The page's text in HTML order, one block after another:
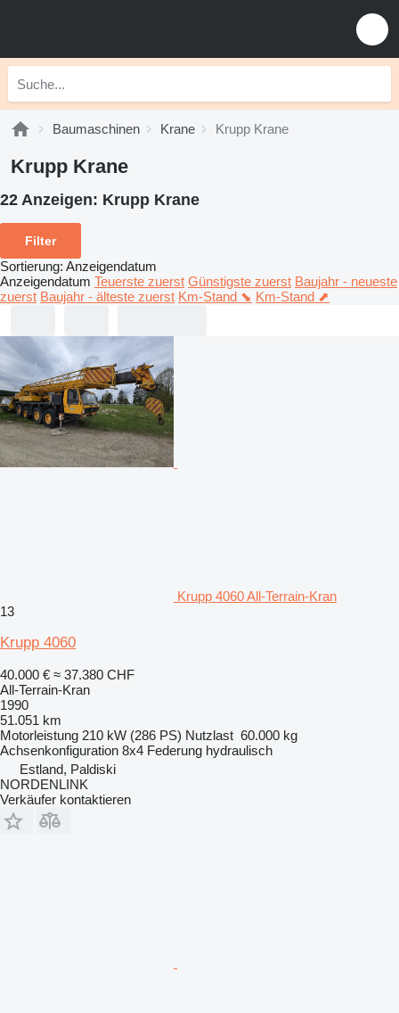
Baumaschinen Krane Krupp Krane
Krupp Krane
22 Anzeigen: Krupp Krane
Filter
Sortierung: Anzeigendatum
Anzeigendatum Teuerste zuerst Günstigste zuerst Baujahr - neueste
zuerst Baujahr - älteste zuerst Km-Stand ⬊ Km-Stand ⬈
Krupp 4060 All-Terrain-Kran
13
Krupp 4060
40.000 € ≈ 37.380 CHF
All-Terrain-Kran
1990
51.051 km
Motorleistung 210 kW (286 PS) Nutzlast 60.000 kg
Achsenkonfiguration 8x4 Federung hydraulisch
Estland, Paldiski
NORDENLINK
Verkäufer kontaktieren